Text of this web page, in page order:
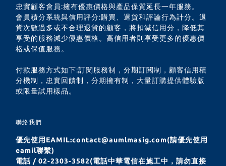
忠實顧客會員:擁有優惠價格與產品保質延長一年服務。
會員積分系統與信用評分:購買、退貨和評論行為計分。退
貨次數過多或不合理退貨的顧客，將扣減信用分，降低其
享受的服務減少優惠價格。高信用者則享受更多的優惠價
格或保值服務。
付款服務方式如下:訂閱服務制，分期訂閱制，顧客信用積
分機制，忠實回饋制，分期擁有制，大量訂購提供體驗版
或限量試用樣品。
聯絡我們
優先使用EAMIL:contact@aumlmasig.com(請優先使用
eamil聯繫)
電話 / 02-2303-3582(電話中華電信在施工中，請勿直接